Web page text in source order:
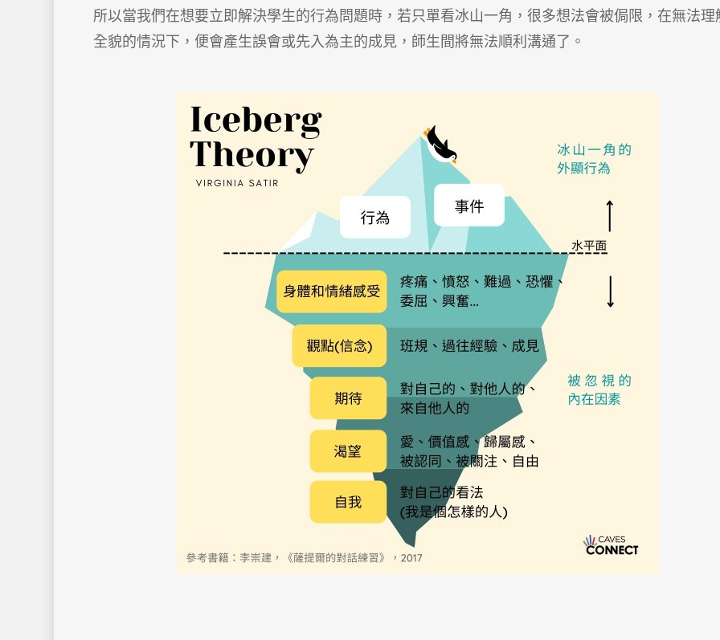
所以當我們在想要立即解決學生的行為問題時，若只單看冰山一角，很多想法會被侷限，在無法理
全貌的情況下，便會產生誤會或先入為主的成見，師生間將無法順利溝通了。